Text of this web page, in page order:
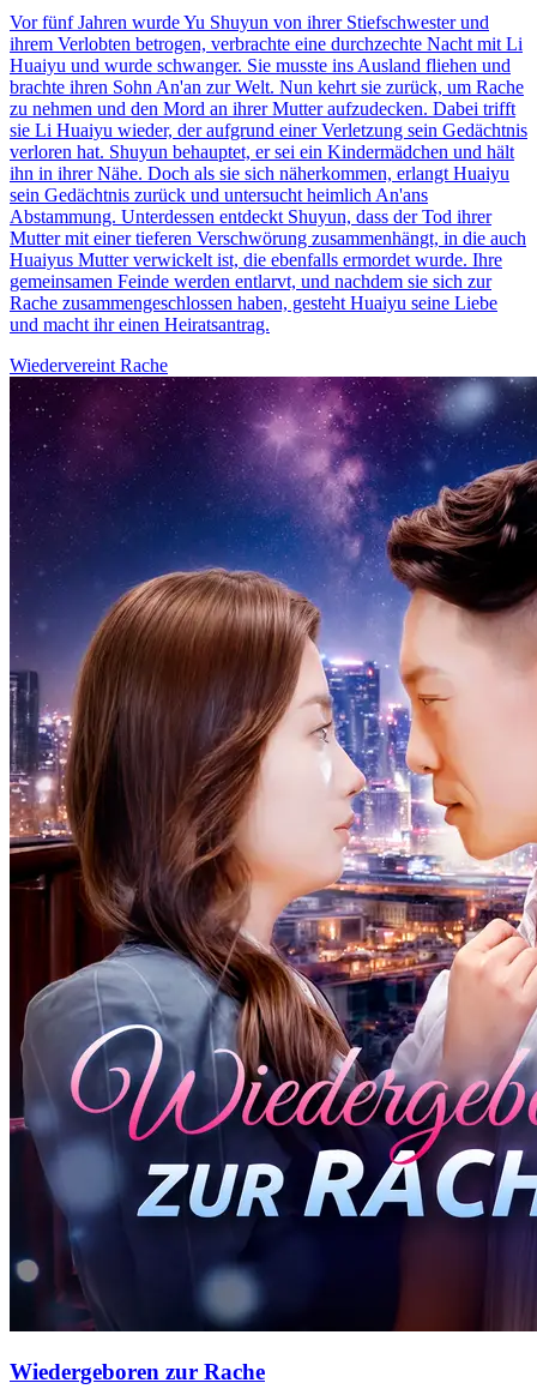
Vor fünf Jahren wurde Yu Shuyun von ihrer Stiefschwester und
ihrem Verlobten betrogen, verbrachte eine durchzechte Nacht mit Li
Huaiyu und wurde schwanger. Sie musste ins Ausland fliehen und
brachte ihren Sohn An'an zur Welt. Nun kehrt sie zurück, um Rache
zu nehmen und den Mord an ihrer Mutter aufzudecken. Dabei trifft
sie Li Huaiyu wieder, der aufgrund einer Verletzung sein Gedächtnis
verloren hat. Shuyun behauptet, er sei ein Kindermädchen und hält
ihn in ihrer Nähe. Doch als sie sich näherkommen, erlangt Huaiyu
sein Gedächtnis zurück und untersucht heimlich An'ans
Abstammung. Unterdessen entdeckt Shuyun, dass der Tod ihrer
Mutter mit einer tieferen Verschwörung zusammenhängt, in die auch
Huaiyus Mutter verwickelt ist, die ebenfalls ermordet wurde. Ihre
gemeinsamen Feinde werden entlarvt, und nachdem sie sich zur
Rache zusammengeschlossen haben, gesteht Huaiyu seine Liebe
und macht ihr einen Heiratsantrag.
Wiedervereint Rache
Wiedergeboren zur Rache